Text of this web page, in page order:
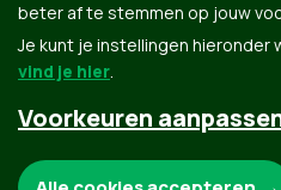
Groen.be
beter af te stemmen op jouw
Je kunt je instellingen hieronder
vind je hier.
Voorkeuren